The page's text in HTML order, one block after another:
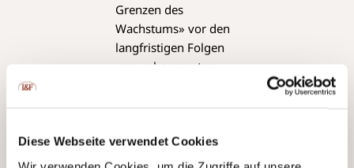
Diese Webseite verwendet Cookies
Grenzen des
Wachstums» vor den
langfristigen Folgen
von unbegrenztem
unkontrolliertes
Bevölkerungswachstum